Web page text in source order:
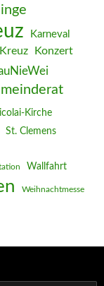
Karneval
Konzert
Kirche
St. Clemens
Wallfahrt
Weihnachtmesse